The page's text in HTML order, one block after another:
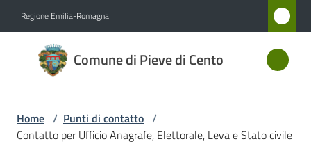
Regione Emilia-Romagna
Comune di Pieve di Cento
Comune
di Pieve
Home / Punti di contatto /
Contatto per Ufficio Anagrafe, Elettorale, Leva e Stato civile